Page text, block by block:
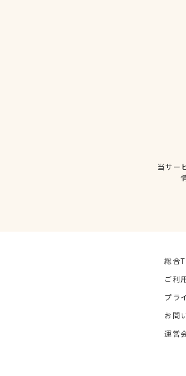
当サー
総合
ご利
プラ
お問
運営